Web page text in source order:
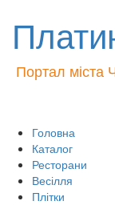
Портал міста
Головна
Каталог
Ресторани
Весілля
Плітки